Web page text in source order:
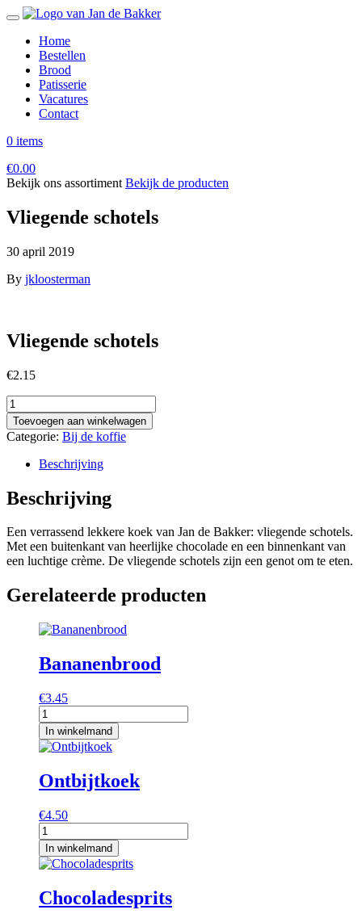
Home
Bestellen
Brood
Patisserie
Vacatures
Contact
0 items
€0.00
Bekijk ons assortiment Bekijk de producten
Vliegende schotels
30 april 2019
By jkloosterman
Vliegende schotels
€2.15
Vliegende
schotels
aantal
Toevoegen aan winkelwagen
Categorie: Bij de koffie
Beschrijving
Beschrijving
Een verrassend lekkere koek van Jan de Bakker: vliegende schotels.
Met een buitenkant van heerlijke chocolade en een binnenkant van
een luchtige crème. De vliegende schotels zijn een genot om te eten.
Gerelateerde producten
Bananenbrood
€3.45
Bananenbrood
aantal
In winkelmand
Ontbijtkoek
€4.50
Ontbijtkoek
aantal
In winkelmand
Chocoladesprits